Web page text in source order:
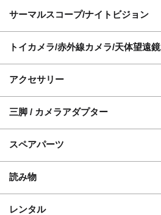
サーマルスコープ/ナイトビジョン
トイカメラ/赤外線カメラ/天体望遠鏡
アクセサリー
三脚 / カメラアダプター
スペアパーツ
読み物
レンタル